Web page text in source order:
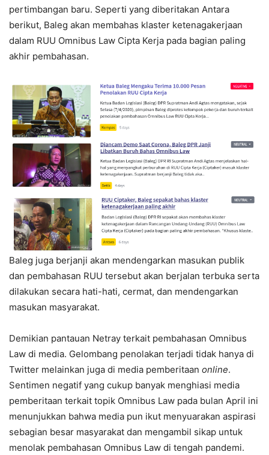
pertimbangan baru. Seperti yang diberitakan Antara
berikut, Baleg akan membahas klaster ketenagakerjaan
dalam RUU Omnibus Law Cipta Kerja pada bagian paling
akhir pembahasan.
Baleg juga berjanji akan mendengarkan masukan publik
dan pembahasan RUU tersebut akan berjalan terbuka serta
dilakukan secara hati-hati, cermat, dan mendengarkan
masukan masyarakat.
Demikian pantauan Netray terkait pembahasan Omnibus
Law di media. Gelombang penolakan terjadi tidak hanya di
Twitter melainkan juga di media pemberitaan online.
Sentimen negatif yang cukup banyak menghiasi media
pemberitaan terkait topik Omnibus Law pada bulan April ini
menunjukkan bahwa media pun ikut menyuarakan aspirasi
sebagian besar masyarakat dan mengambil sikap untuk
menolak pembahasan Omnibus Law di tengah pandemi.